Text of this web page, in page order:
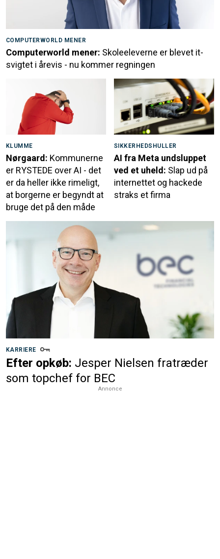
COMPUTERWORLD MENER
Computerworld mener: Skoleeleverne er blevet it-
svigtet i årevis - nu kommer regningen
KLUMME
Nørgaard: Kommunerne
er RYSTEDE over AI - det
er da heller ikke rimeligt,
at borgerne er begyndt at
bruge det på den måde
SIKKERHEDSHULLER
AI fra Meta undsluppet
ved et uheld: Slap ud på
internettet og hackede
straks et firma
KARRIERE
Efter opkøb: Jesper Nielsen fratræder
som topchef for BEC
Annonce